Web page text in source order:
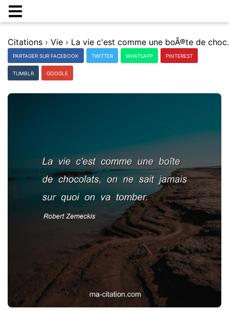
Citations › Vie › La vie c'est
PARTAGER SUR FACEBOOK TWITTER WHATSAPP PINTEREST
TUMBLR GOOGLE